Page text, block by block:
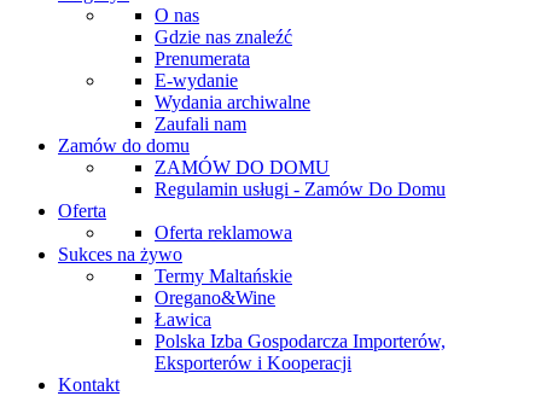
O nas
Gdzie nas znaleźć
Prenumerata
E-wydanie
Wydania archiwalne
Zaufali nam
Zamów do domu
ZAMÓW DO DOMU
Regulamin usługi - Zamów Do Domu
Oferta
Oferta reklamowa
Sukces na żywo
Termy Maltańskie
Oregano&Wine
Ławica
Polska Izba Gospodarcza Importerów,
Eksporterów i Kooperacji
Kontakt